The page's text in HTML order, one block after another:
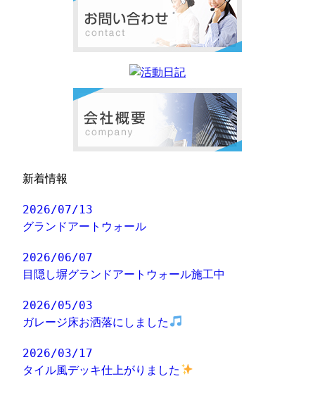
新着情報
2026/07/13
グランドアートウォール
2026/06/07
目隠し塀グランドアートウォール施工中
2026/05/03
ガレージ床お洒落にしました
2026/03/17
タイル風デッキ仕上がりました